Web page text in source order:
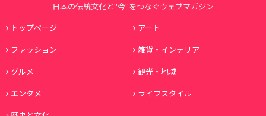
日本の伝統文化と"今"をつなぐウェブマガジン
トップページ
アート
ファッション
雑貨・インテリア
グルメ
観光・地域
エンタメ
ライフスタイル